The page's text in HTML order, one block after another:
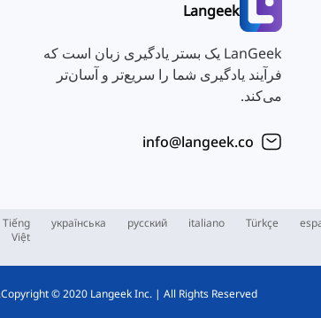
Langeek
LanGeek یک بستر یادگیری زبان است که
فرآیند یادگیری شما را سریع‌تر و آسان‌تر
می‌کند.
info@langeek.co
Türkçe
italiano
русский
українська
Tiếng
Việt
Copyright © 2020 Langeek Inc. | All Rights Reserved.